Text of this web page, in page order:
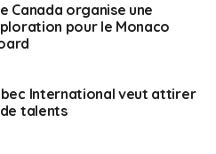
Canada organise une
pour le Monaco
International veut attirer
talents